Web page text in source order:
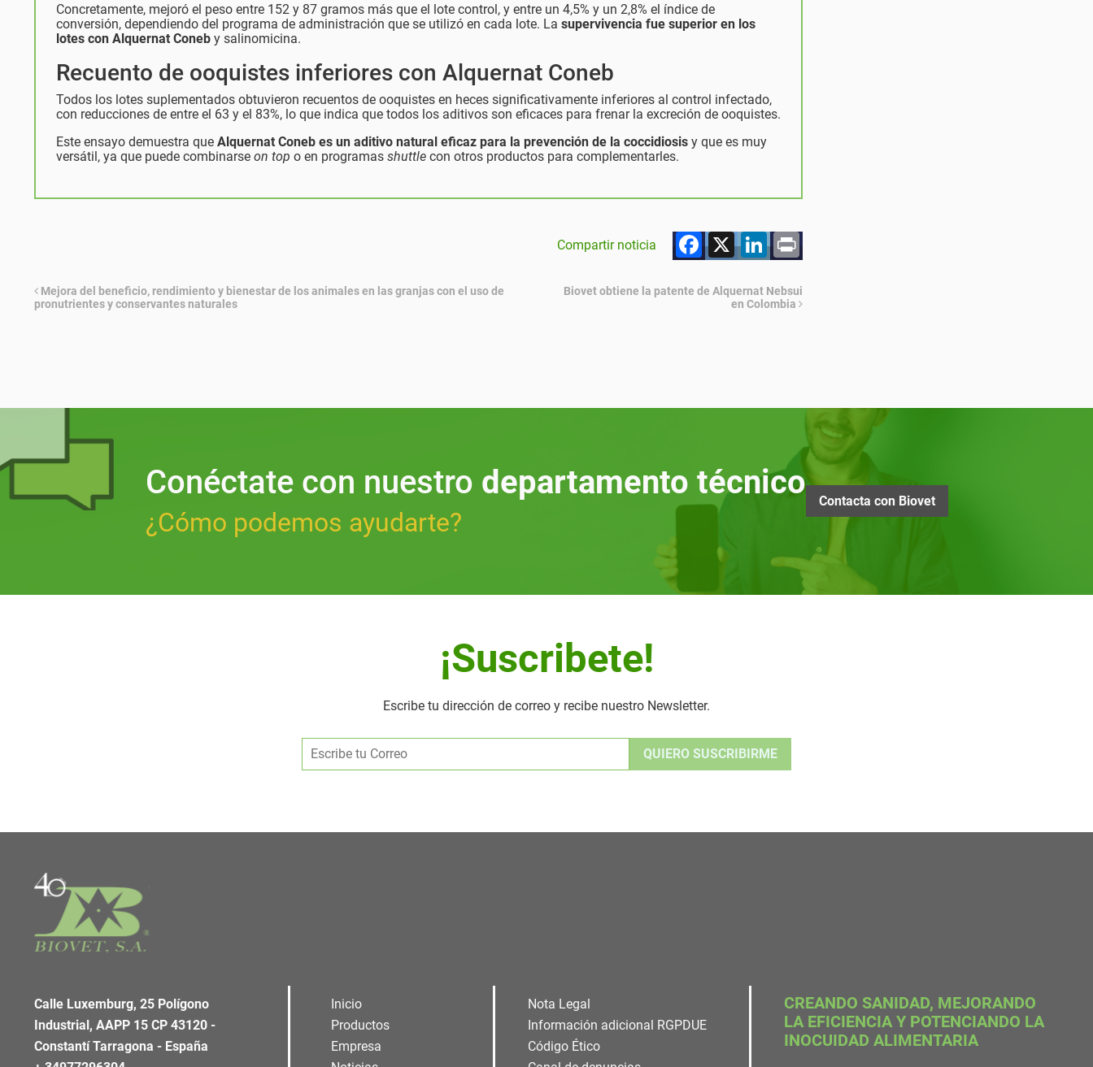
Concretamente, mejoró el peso entre 152 y 87 gramos más que el lote control, y entre un 4,5% y un 2,8% el índice de
conversión, dependiendo del programa de administración que se utilizó en cada lote. La supervivencia fue superior en los
lotes con Alquernat Coneb y salinomicina.
Recuento de ooquistes inferiores con Alquernat Coneb
Todos los lotes suplementados obtuvieron recuentos de ooquistes en heces significativamente inferiores al control infectado,
con reducciones de entre el 63 y el 83%, lo que indica que todos los aditivos son eficaces para frenar la excreción de ooquistes.
Este ensayo demuestra que Alquernat Coneb es un aditivo natural eficaz para la prevención de la coccidiosis y que es muy
versátil, ya que puede combinarse on top o en programas shuttle con otros productos para complementarles.
Compartir noticia Facebook
X LinkedIn
Print
Mejora del beneficio, rendimiento y bienestar de los animales en las granjas con el uso de
pronutrientes y conservantes naturales
Biovet obtiene la patente de Alquernat Nebsui
en Colombia
Conéctate con nuestro departamento técnico
¿Cómo podemos ayudarte?
Contacta con Biovet
¡Suscribete!
Escribe tu dirección de correo y recibe nuestro Newsletter.
Alternative:
Calle Luxemburg, 25 Polígono
Industrial, AAPP 15 CP 43120 -
Constantí Tarragona - España
Inicio
Productos
Empresa
Nota Legal
Información adicional RGPDUE
Código Ético
CREANDO SANIDAD, MEJORANDO
LA EFICIENCIA Y POTENCIANDO LA
INOCUIDAD ALIMENTARIA